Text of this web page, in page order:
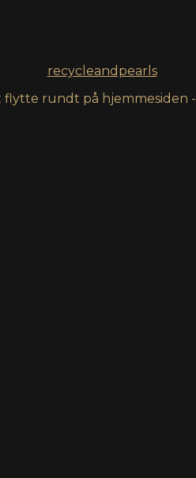
recycleandpearls
flytte rundt på hjemmesiden